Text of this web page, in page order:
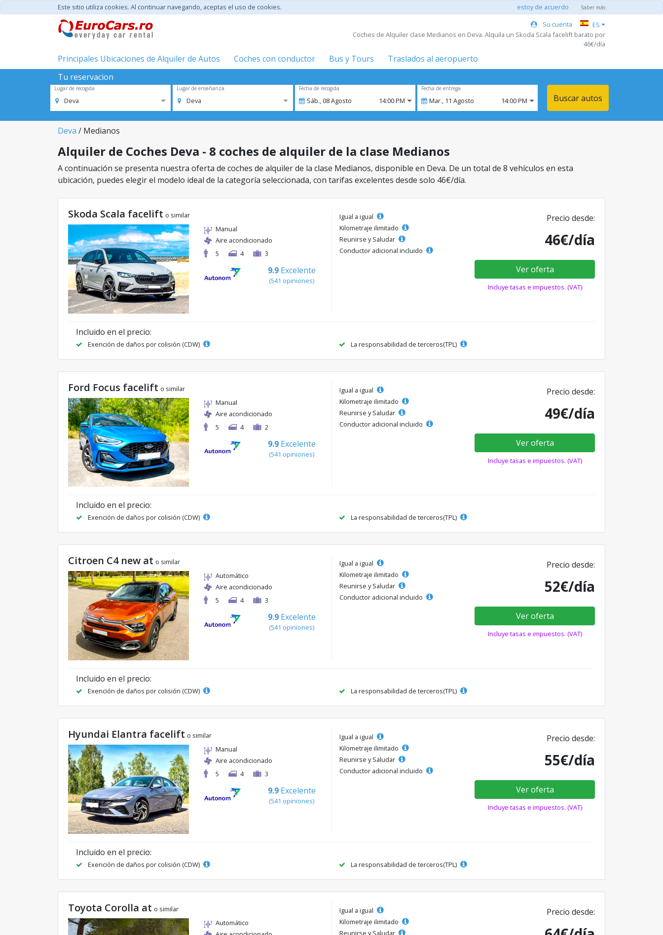
Este sitio utiliza cookies. Al continuar navegando, aceptas el uso de cookies. estoy de acuerdo Saber más
Su cuenta
ES
Coches de Alquiler clase Medianos en Deva. Alquila un Skoda Scala facelift barato por
46€/día
Principales Ubicaciones de Alquiler de Autos Coches con conductor Bus y Tours
Traslados al aeropuerto
Tu reservacion
Lugar de recogida
Deva
Lugar de enseñanza
Deva
Fecha de recogida
Sáb.,08Agosto 14:00 PM
Fecha de entrega
Mar., 11 Agosto 14:00 PM Buscar autos
Deva / Medianos
Alquiler de Coches Deva - 8 coches de alquiler de la clase Medianos
A continuación se presenta nuestra oferta de coches de alquiler de la clase Medianos, disponible en Deva. De un total de 8 vehículos en esta
ubicación, puedes elegir el modelo ideal de la categoría seleccionada, con tarifas excelentes desde solo 46€/día.
Skoda Scala facelift o similar
Manual
Aire acondicionado
5
4 3
9.9 Excelente
(541 opiniones)
Igual a igual
Kilometraje ilimitado
Reunirse y Saludar
Conductor adicional incluido
Precio desde:
46€/día
Ver oferta
Incluye tasas e impuestos. (VAT)
Incluido en el precio:
Exención de daños por colisión (CDW) La responsabilidad de terceros(TPL)
Ford Focus facelift o similar
Manual
Aire acondicionado
5
4 2
9.9 Excelente
(541 opiniones)
Igual a igual
Kilometraje ilimitado
Reunirse y Saludar
Conductor adicional incluido
Precio desde:
49€/día
Ver oferta
Incluye tasas e impuestos. (VAT)
Incluido en el precio:
Exención de daños por colisión (CDW) La responsabilidad de terceros(TPL)
Citroen C4 new at o similar
Automático
Aire acondicionado
5
4 3
9.9 Excelente
(541 opiniones)
Igual a igual
Kilometraje ilimitado
Reunirse y Saludar
Conductor adicional incluido
Precio desde:
52€/día
Ver oferta
Incluye tasas e impuestos. (VAT)
Incluido en el precio:
Exención de daños por colisión (CDW) La responsabilidad de terceros(TPL)
Hyundai Elantra facelift o similar
Manual
Aire acondicionado
5
4 3
9.9 Excelente
(541 opiniones)
Igual a igual
Kilometraje ilimitado
Reunirse y Saludar
Conductor adicional incluido
Precio desde:
55€/día
Ver oferta
Incluye tasas e impuestos. (VAT)
Incluido en el precio:
Exención de daños por colisión (CDW) La responsabilidad de terceros(TPL)
Toyota Corolla at o similar
Automático
Igual a igual
Kilometraje ilimitado
Reunirse y Saludar
Precio desde: